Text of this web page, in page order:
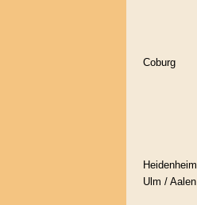
Coburg
Heidenheim
Ulm / Aalen